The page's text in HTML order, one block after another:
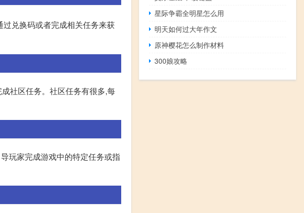
兑换码或者完成相关任务来获
社区任务。社区任务有很多,每
玩家完成游戏中的特定任务或指
星际争霸全明星怎么用
明天如何过大年作文
原神樱花怎么制作材料
300娘攻略